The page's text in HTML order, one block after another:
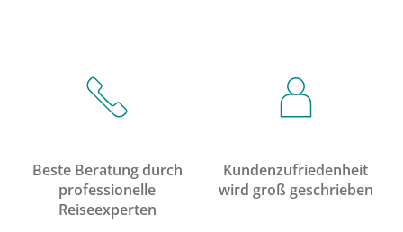
Beste Beratung durch
professionelle
Reiseexperten
Kundenzufriedenheit
wird groß geschrieben